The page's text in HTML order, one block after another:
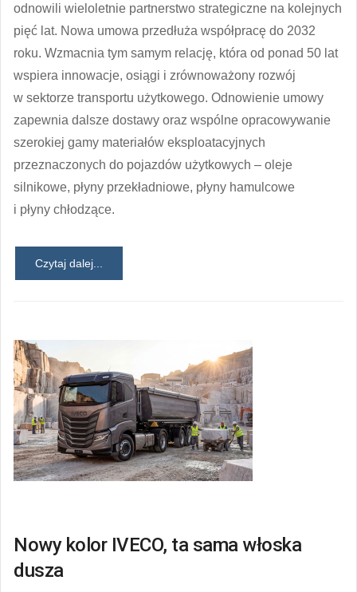
odnowili wieloletnie partnerstwo strategiczne na kolejnych
pięć lat. Nowa umowa przedłuża współpracę do 2032
roku. Wzmacnia tym samym relację, która od ponad 50 lat
wspiera innowacje, osiągi i zrównoważony rozwój
w sektorze transportu użytkowego. Odnowienie umowy
zapewnia dalsze dostawy oraz wspólne opracowywanie
szerokiej gamy materiałów eksploatacyjnych
przeznaczonych do pojazdów użytkowych – oleje
silnikowe, płyny przekładniowe, płyny hamulcowe
i płyny chłodzące.
Czytaj dalej...
Nowy kolor IVECO, ta sama włoska
dusza